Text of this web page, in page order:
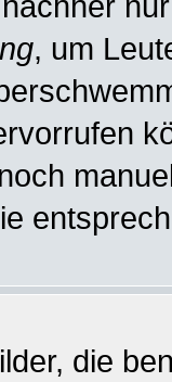
, um
die